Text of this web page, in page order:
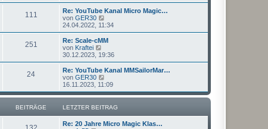
r
g
r
B
e
i
r
g
u
e
r
111
Re: YouTube Kanal Micro Magic…
von GER30
e
u
e
t
r
B
e
i
t
a
g
24.04.2022, 11:34
251
Re: Scale-cMM
von Kraftei
e
u
e
s
t
r
B
e
i
t
30.12.2023, 19:36
24
Re: YouTube Kanal MMSailorMar…
von GER30
e
u
e
s
r
16.11.2023, 11:09
BEITRÄGE LETZTER BEITRAG
Re: 20 Jahre Micro Magic Klas…